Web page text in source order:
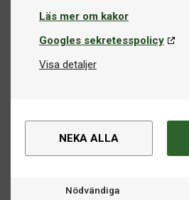
Läs mer om kakor
Googles sekretesspolicy
Visa detaljer
NEKA ALLA
Nödvändiga